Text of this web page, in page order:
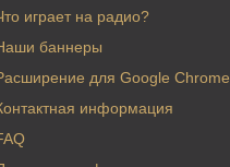
играет на радио?
баннеры
для Google Chrome
информация